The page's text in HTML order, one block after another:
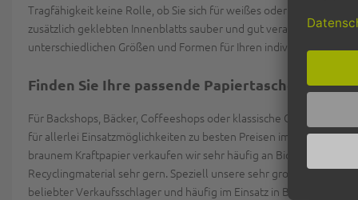
Tragfähigkeit keine Rolle, ob Sie sich für weißes oder braunes Top-
zusätzlich geklebten Innenblatts sauber und gut verarbeitet sind,
unterschiedlichen Größen und Formen für Ihren individuellen
Finden Sie Ihre passende Papiertasche
Für Backshops, Bäcker, Coffeeshops oder klassische Cafés
für allerlei Einsatzmöglichkeiten zu besten Preisen im Angebot.
braunem Kraftpapier verkaufen wir sehr häufig an Biomärkte und
Recyclingmaterial sehr gern. Speziell unsere sehr großen,
beliebter Verkaufsschlager und häufig im Einsatz in Bio-Läden,